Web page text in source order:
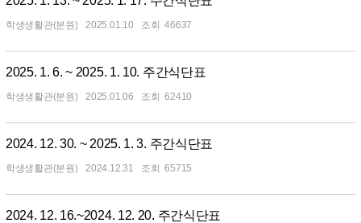
학생생활관(분원) 2025.01.10 46637
2025. 1. 6. ~ 2025. 1. 10. 주간식단표
학생생활관(분원) 2025.01.06 62410
2024. 12. 30. ~ 2025. 1. 3. 주간식단표
학생생활관(분원) 2024.12.31 65715
2024. 12. 16.~2024. 12. 20. 주간식단표